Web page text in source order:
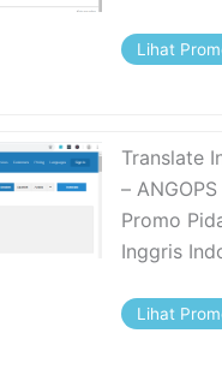
Lihat
Translate
– ANGOPS
Promo
Inggris
Lihat